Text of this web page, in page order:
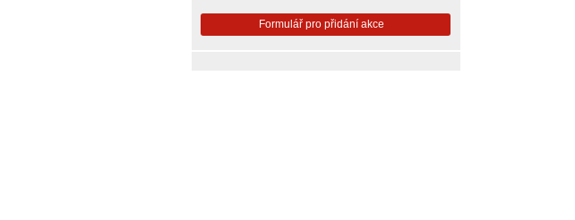
Formulář pro přidání akce